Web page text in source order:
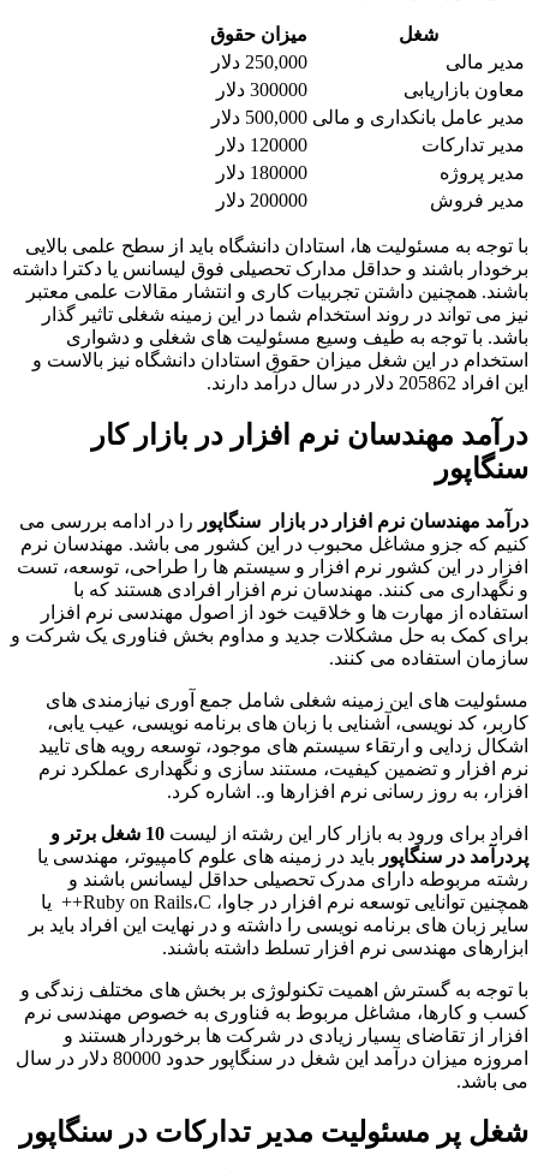
شغل
میزان حقوق
مدیر مالی
250,000 دلار
معاون بازاریابی
300000 دلار
مدیر عامل بانکداری و مالی 500,000 دلار
مدیر تدارکات
120000 دلار
مدیر پروژه
180000 دلار
مدیر فروش
200000 دلار
با توجه به مسئولیت ها، استادان دانشگاه باید از سطح علمی بالایی
برخودار باشند و حداقل مدارک تحصیلی فوق لیسانس یا دکترا داشته
باشند. همچنین داشتن تجربیات کاری و انتشار مقالات علمی معتبر
نیز می تواند در روند استخدام شما در این زمینه شغلی تاثیر گذار
باشد. با توجه به طیف وسیع مسئولیت های شغلی و دشواری
استخدام در این شغل میزان حقوق استادان دانشگاه نیز بالاست و
این افراد 205862 دلار در سال درآمد دارند.
درآمد مهندسان نرم افزار در بازار کار
سنگاپور
درآمد مهندسان نرم افزار در بازار سنگاپور را در ادامه بررسی می
کنیم که جزو مشاغل محبوب در این کشور می باشد. مهندسان نرم
افزار در این کشور نرم افزار و سیستم ها را طراحی، توسعه، تست
و نگهداری می کنند. مهندسان نرم افزار افرادی هستند که با
استفاده از مهارت ها و خلاقیت خود از اصول مهندسی نرم افزار
برای کمک به حل مشکلات جدید و مداوم بخش فناوری یک شرکت و
سازمان استفاده می کنند.
مسئولیت های این زمینه شغلی شامل جمع آوری نیازمندی های
کاربر، کد نویسی، آشنایی با زبان های برنامه نویسی، عیب یابی،
اشکال زدایی و ارتقاء سیستم های موجود، توسعه رویه های تایید
نرم افزار و تضمین کیفیت، مستند سازی و نگهداری عملکرد نرم
افزار، به روز رسانی نرم افزارها و.. اشاره کرد.
افراد برای ورود به بازار کار این رشته از لیست
10 شغل برتر و
پردرآمد در سنگاپور باید در زمینه های علوم کامپیوتر، مهندسی یا
رشته مربوطه دارای مدرک تحصیلی حداقل لیسانس باشند و
همچنین توانایی توسعه نرم افزار در جاوا، Ruby on Rails،C++ یا
سایر زبان های برنامه نویسی را داشته و در نهایت این افراد باید بر
ابزارهای مهندسی نرم افزار تسلط داشته باشند.
با توجه به گسترش اهمیت تکنولوژی بر بخش های مختلف زندگی و
کسب و کارها، مشاغل مربوط به فناوری به خصوص مهندسی نرم
افزار از تقاضای بسیار زیادی در شرکت ها برخوردار هستند و
امروزه میزان درآمد این شغل در سنگاپور حدود 80000 دلار در سال
می باشد.
شغل پر مسئولیت مدیر تدارکات در سنگاپور